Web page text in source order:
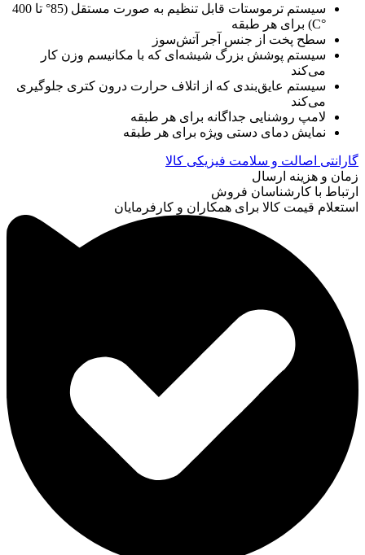
سیستم ترموستات قابل تنظیم به صورت مستقل (85° تا 400
°C) برای هر طبقه
سطح پخت از جنس آجر آتش‌سوز
سیستم پوشش بزرگ شیشه‌ای که با مکانیسم وزن کار
می‌کند
سیستم عایق‌بندی که از اتلاف حرارت درون کتری جلوگیری
می‌کند
لامپ روشنایی جداگانه برای هر طبقه
نمایش دمای دستی ویژه برای هر طبقه
گارانتی اصالت و سلامت فیزیکی کالا
زمان و هزینه ارسال
ارتباط با کارشناسان فروش
استعلام قیمت کالا برای همکاران و کارفرمایان